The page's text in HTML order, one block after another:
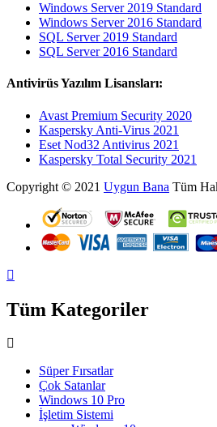
Windows Server 2019 Standard
Windows Server 2016 Standard
SQL Server 2019 Standard
SQL Server 2016 Standard
Antivirüs Yazılım Lisansları:
Avast Premium Security 2020
Kaspersky Anti-Virus 2021
Eset Nod32 Antivirus 2021
Kaspersky Total Security 2021
Copyright © 2021 Uygun Bana Tüm
Tüm Kategoriler
Süper Fırsatlar
Çok Satanlar
Windows 10 Pro
İşletim Sistemi